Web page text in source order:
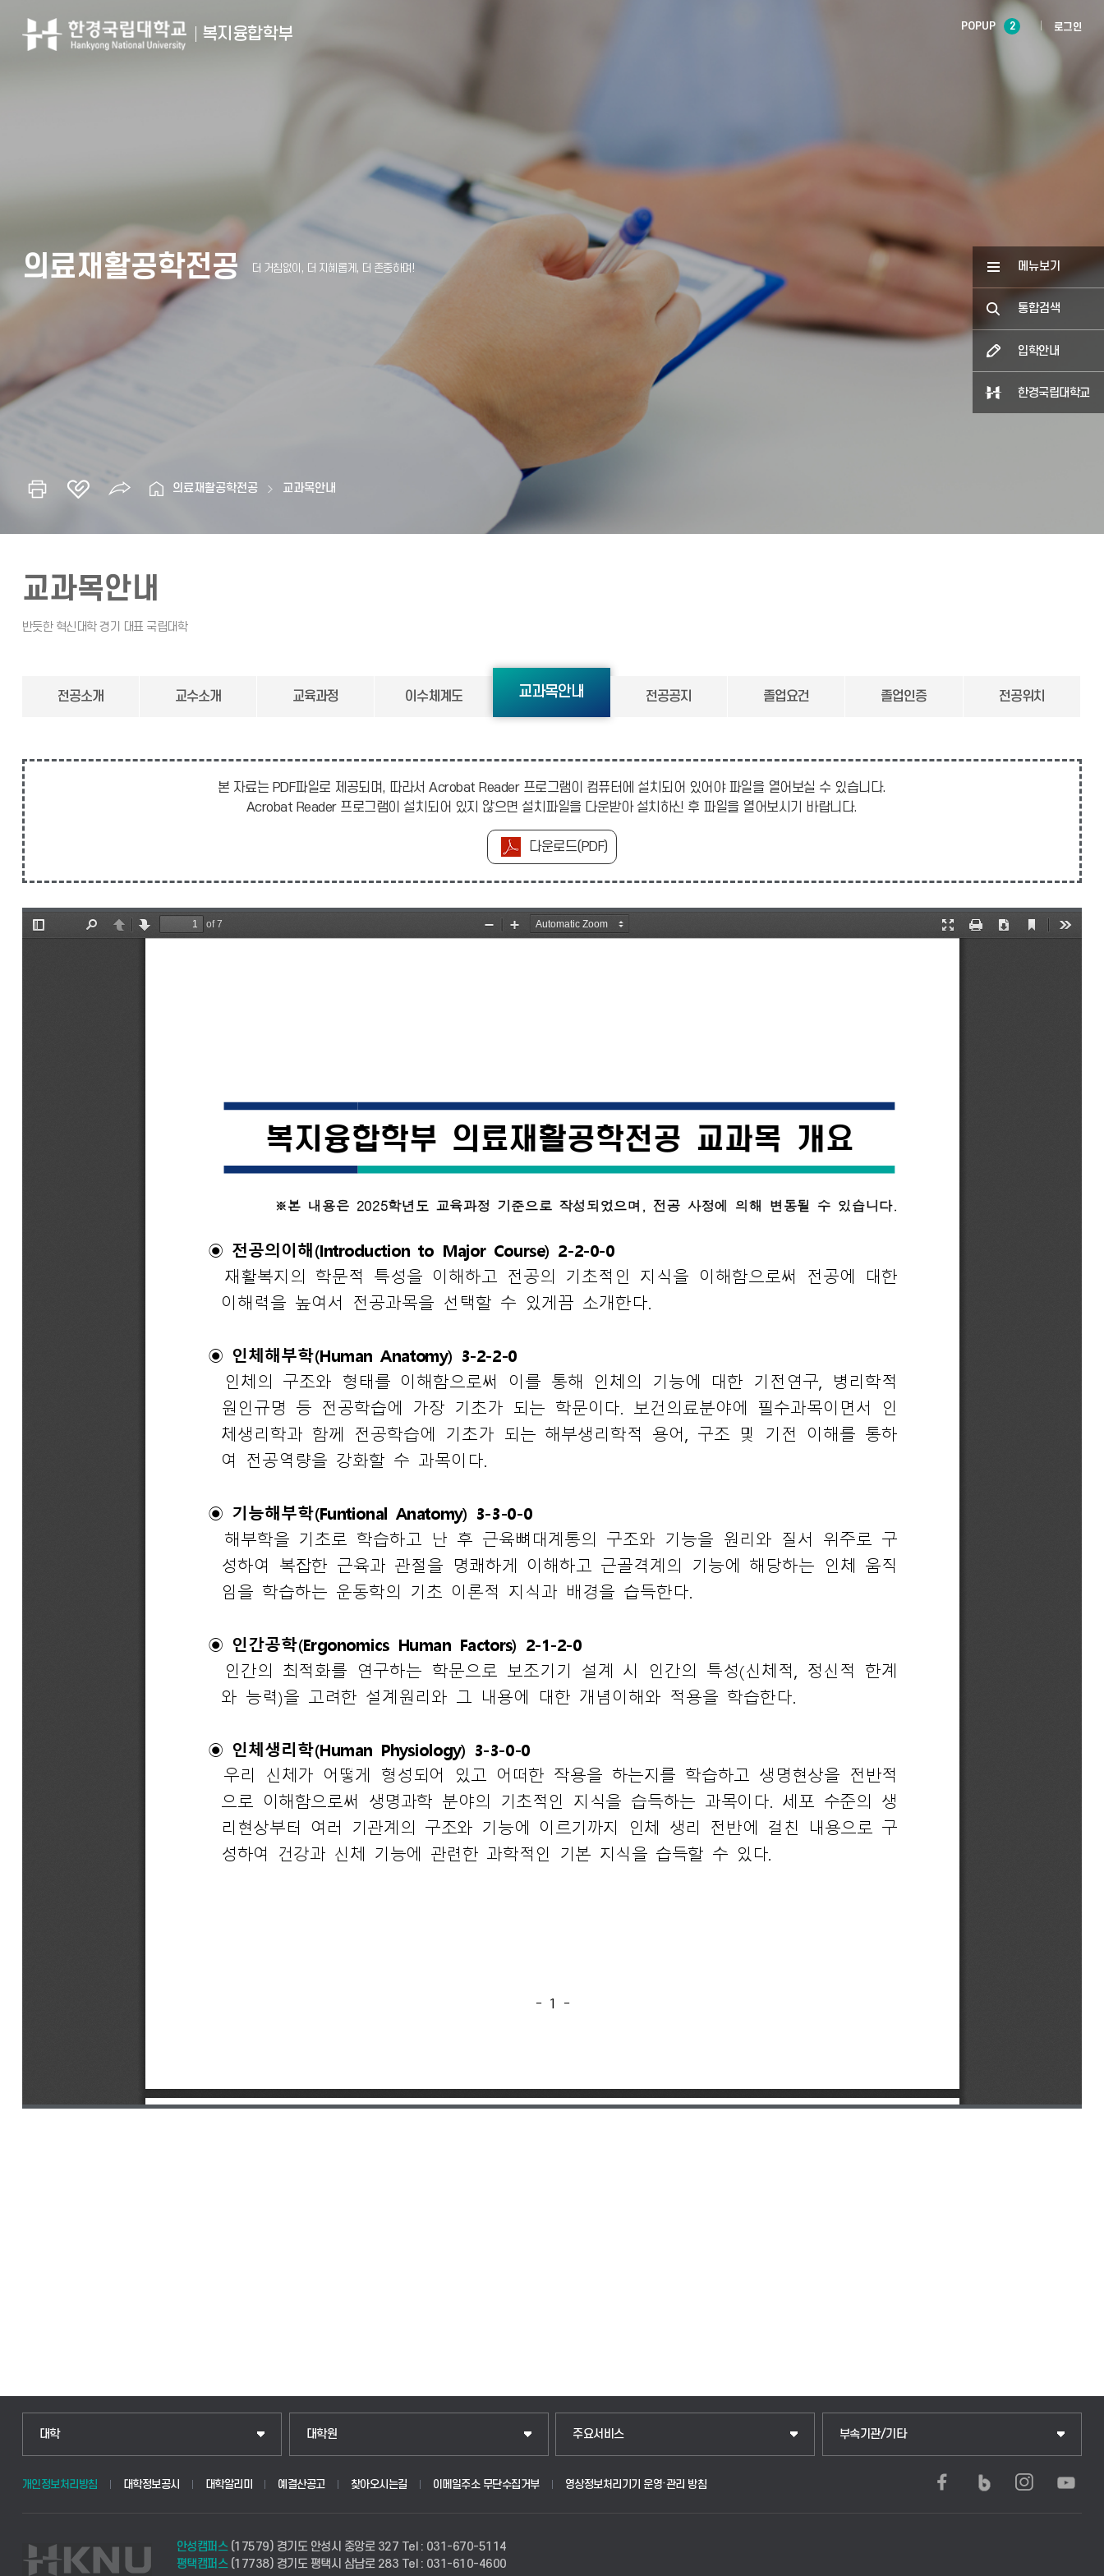
복지융합학부 POPUP 2 로그인
메뉴보기
통합검색
입학안내
한경국립대학교
의료재활공학전공
의료재활공학전공 교과목안내
교과목안내
전공소개 교수소개 교육과정 이수체계도 교과목안내 전공공지 졸업요건 졸업인증 전공위치
본 자료는 PDF파일로 제공되며, 따라서 Acrobat Reader 프로그램이 컴퓨터에 설치되어 있어야 파일을 열어보실 수 있습니다.
Acrobat Reader 프로그램이 설치되어 있지 않으면 설치파일을 다운받아 설치하신 후 파일을 열어보시기 바랍니다.
다운로드(PDF)
대학
인문융합공공인재학부
법경영학부
식물자원조경학부
대학원
일반대학원
산업대학원
경영대학원
주요서비스
입학안내
웹메일
부속기관/기타
중앙도서관
개인정보처리방침 대학정보공시 대학알리미 예결산공고 찾아오시는길 이메일주소 무단수집거부 영상정보처리기기 운영·관리 방침
안성캠퍼스(17579) 경기도 안성시 중앙로 327 Tel : 031-670-5114
평택캠퍼스(17738) 경기도 평택시 삼남로 283 Tel : 031-610-4600